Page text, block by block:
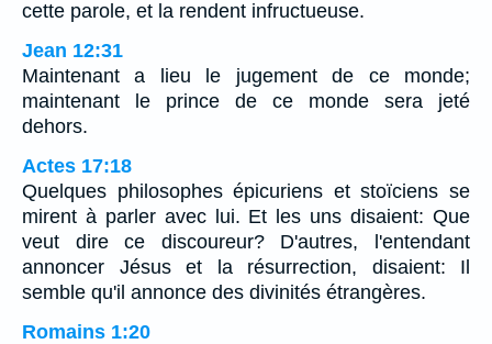
cette parole, et la rendent infructueuse.
Jean 12:31
Maintenant a lieu le jugement de ce monde;
maintenant le prince de ce monde sera jeté
dehors.
Actes 17:18
Quelques philosophes épicuriens et stoïciens se
mirent à parler avec lui. Et les uns disaient: Que
veut dire ce discoureur? D'autres, l'entendant
annoncer Jésus et la résurrection, disaient: Il
semble qu'il annonce des divinités étrangères.
Romains 1:20